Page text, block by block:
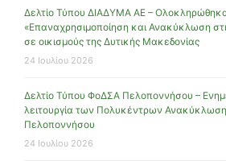
Δελτίο Τύπου ΔΙΑΔΥΜΑ ΑΕ –
«Επαναχρησιμοποίηση και Ανακύκλωση
σε οικισμούς της Δυτικής Μακεδονίας
24 Ιουλίου 2026
Δελτίο Τύπου ΦοΔΣΑ Πελοποννήσου –
λειτουργία των Πολυκέντρων
Πελοποννήσου
24 Ιουλίου 2026